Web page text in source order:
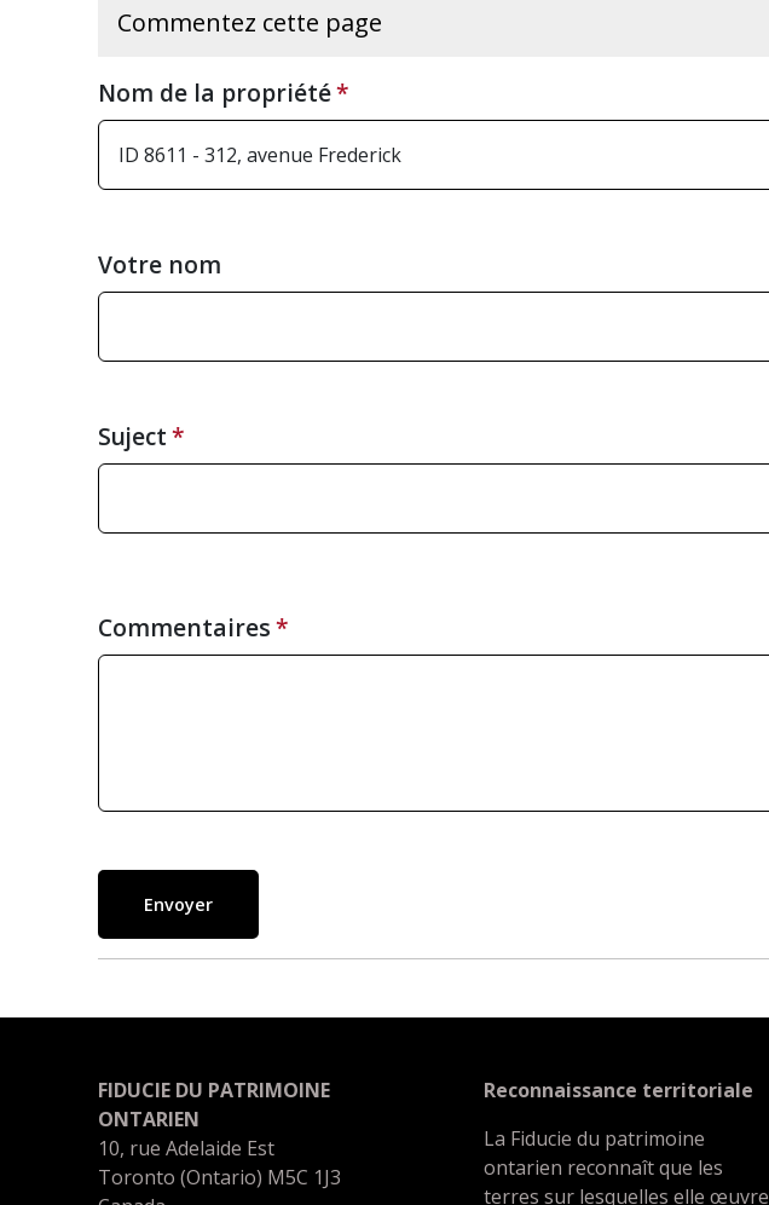
Commentez cette page
Nom de la propriété
Votre nom
Suject
Commentaires
Envoyer
FIDUCIE DU PATRIMOINE
ONTARIEN
10, rue Adelaide Est
Toronto (Ontario) M5C 1J3
Reconnaissance territoriale
La Fiducie du patrimoine
ontarien reconnaît que les
terres sur lesquelles elle œuvre